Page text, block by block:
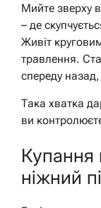
Мийте зверху
– де
Живіт
травлення.
спереду
Така хватка
ви
Купання
ніжний